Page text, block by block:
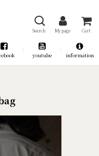
Search My page Cart
youtube information